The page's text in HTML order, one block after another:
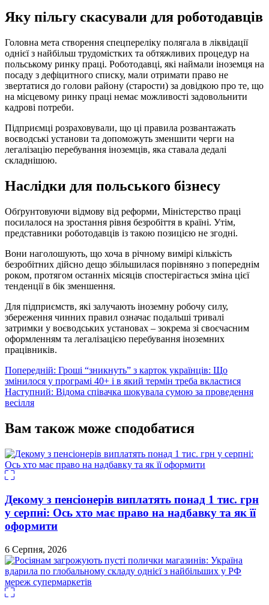
Яку пільгу скасували для роботодавців
Головна мета створення спецпереліку полягала в ліквідації
однієї з найбільш трудомістких та обтяжливих процедур на
польському ринку праці. Роботодавці, які наймали іноземця на
посаду з дефіцитного списку, мали отримати право не
звертатися до голови району (старости) за довідкою про те, що
на місцевому ринку праці немає можливості задовольнити
кадрові потреби.
Підприємці розраховували, що ці правила розвантажать
воєводські установи та допоможуть зменшити черги на
легалізацію перебування іноземців, яка ставала дедалі
складнішою.
Наслідки для польського бізнесу
Обґрунтовуючи відмову від реформи, Міністерство праці
посилалося на зростання рівня безробіття в країні. Утім,
представники роботодавців із такою позицією не згодні.
Вони наголошують, що хоча в річному вимірі кількість
безробітних дійсно дещо збільшилася порівняно з попереднім
роком, протягом останніх місяців спостерігається зміна цієї
тенденції в бік зменшення.
Для підприємств, які залучають іноземну робочу силу,
збереження чинних правил означає подальші тривалі
затримки у воєводських установах – зокрема зі своєчасним
оформленням та легалізацією перебування іноземних
працівників.
Навігація
записів
Попередній: Гроші “зникнуть” з карток українців: Що
змінилося у програмі 40+ і в який термін треба вкластися
Наступний: Відома співачка шокувала сумою за проведення
весілля
Вам також може сподобатися
Декому з пенсіонерів виплатять понад 1 тис. грн
у серпні: Ось хто має право на надбавку та як її
оформити
6 Серпня, 2026